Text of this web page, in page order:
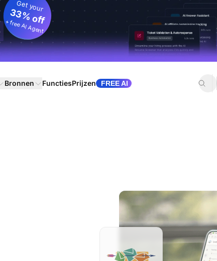
Get your
33% off
+ free AI Agent
Bronnen FunctiesPrijzen FREE AI